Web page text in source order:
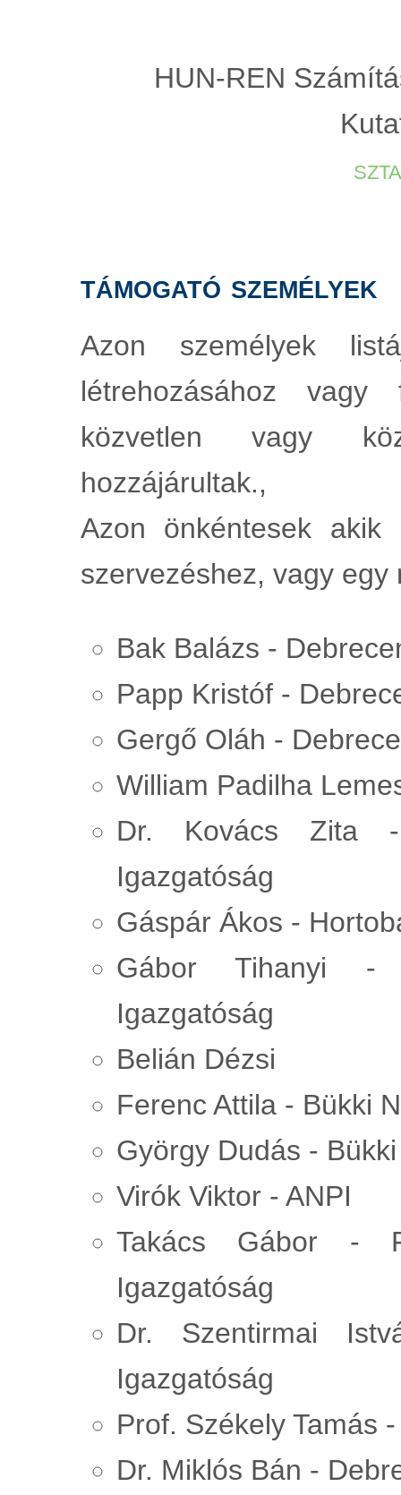
HUN-REN
támogató személyek
Azon személyek
létrehozásához vagy
közvetlen vagy
hozzájárultak.,
Azon önkéntesek akik
szervezéshez, vagy egy
Bak Balázs -
Papp Kristóf -
Gergő Oláh -
William Padilha
Dr. Kovács Zita -
Igazgatóság
Gáspár Ákos -
Gábor Tihanyi -
Igazgatóság
Belián Dézsi
Ferenc Attila - Bükki
György Dudás -
Virók Viktor - ANPI
Takács Gábor -
Igazgatóság
Dr. Szentirmai
Igazgatóság
Prof. Székely Tamás
Dr. Miklós Bán -